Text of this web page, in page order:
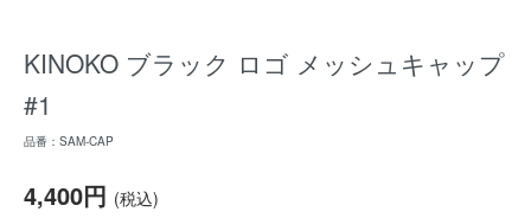
KINOKO ブラック ロゴ メッシュキャップ
#1
品番：SAM-CAP
4,400円 (税込)